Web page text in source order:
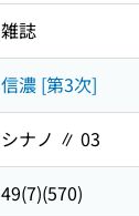
雑誌
信濃 [第3次]
シナノ ∥ 03
49(7)(570)